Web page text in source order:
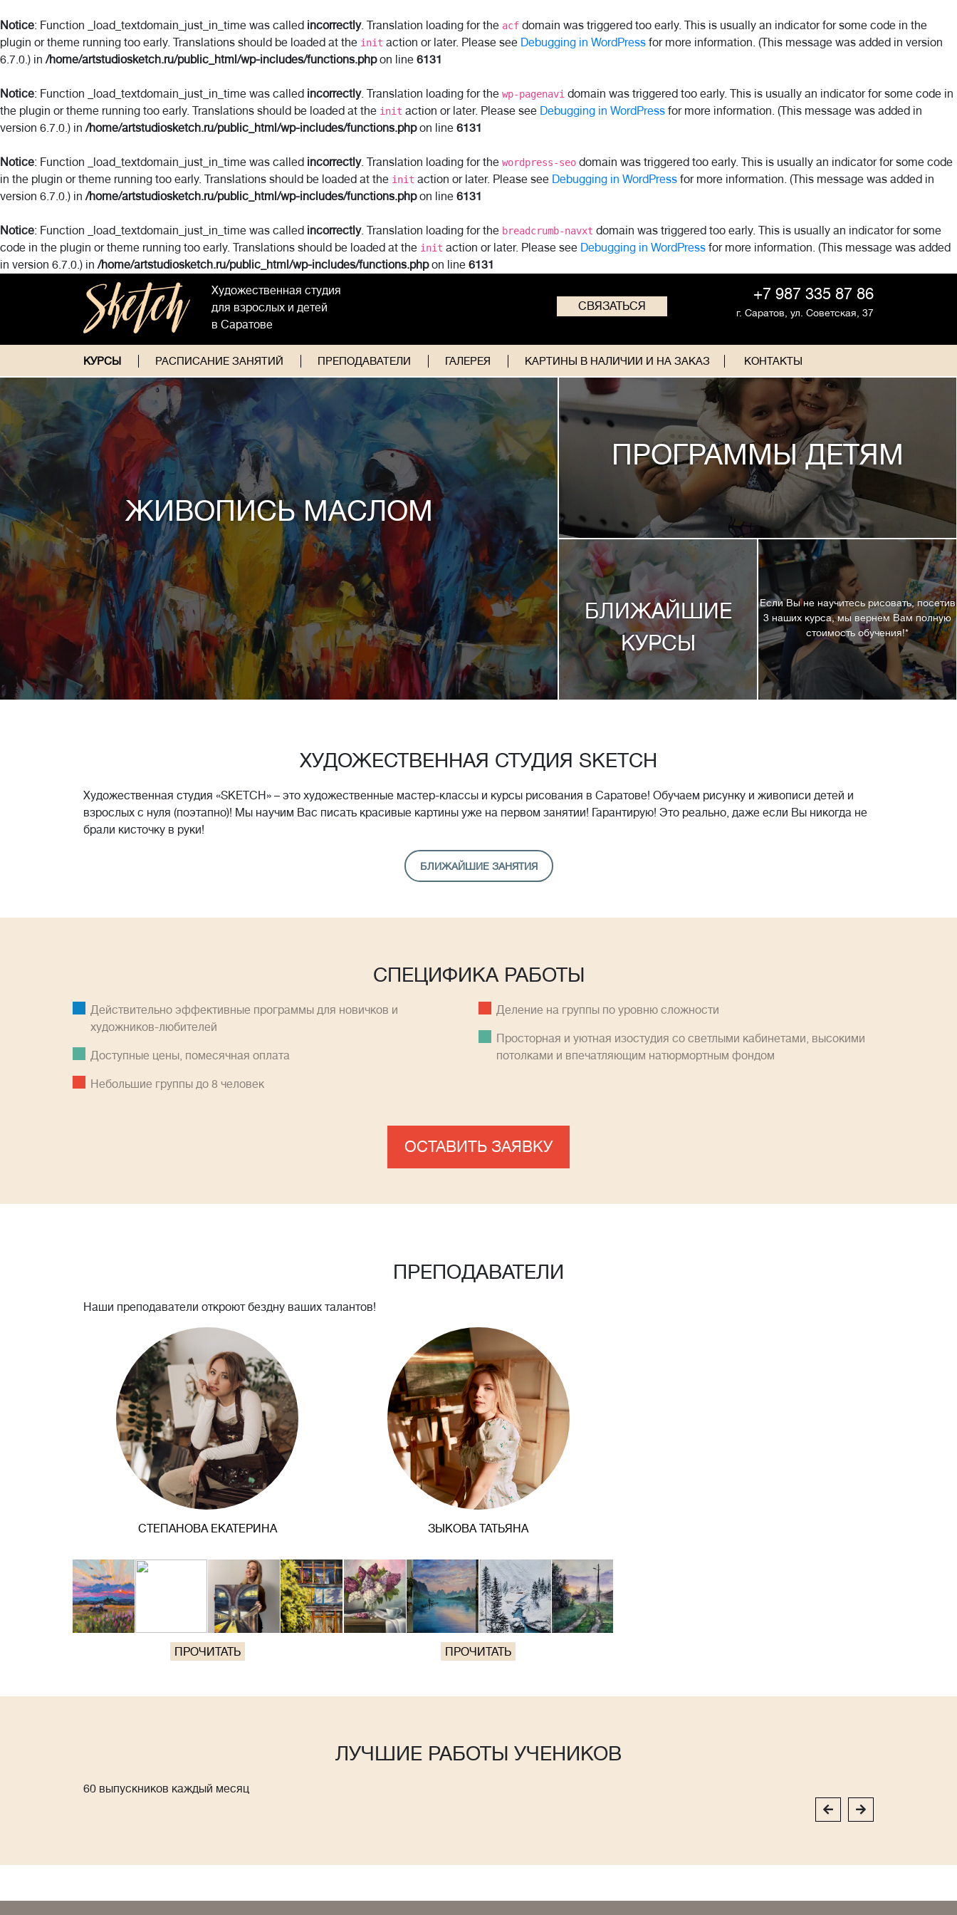
Notice: Function _load_textdomain_just_in_time was called incorrectly. Translation loading for the acf domain was triggered too early. This is usually an indicator for some code in the
plugin or theme running too early. Translations should be loaded at the init action or later. Please see Debugging in WordPress for more information. (This message was added in version
6.7.0.) in/home/artstudiosketch.ru/public_html/wp-includes/functions.phpon line 6131
Notice: Function _load_textdomain_just_in_time was called incorrectly. Translation loading for the wp-pagenavi domain was triggered too early. This is usually an indicator for some code in
the plugin or theme running too early. Translations should be loaded at the init action or later. Please see Debugging in WordPress for more information. (This message was added in
version 6.7.0.) in/home/artstudiosketch.ru/public_html/wp-includes/functions.phpon line 6131
Notice: Function _load_textdomain_just_in_time was called incorrectly. Translation loading for the wordpress-seo domain was triggered too early. This is usually an indicator for some code
in the plugin or theme running too early. Translations should be loaded at the init action or later. Please see Debugging in WordPress for more information. (This message was added in
version 6.7.0.) in/home/artstudiosketch.ru/public_html/wp-includes/functions.phpon line 6131
Notice: Function _load_textdomain_just_in_time was called incorrectly. Translation loading for the breadcrumb-navxt domain was triggered too early. This is usually an indicator for some
code in the plugin or theme running too early. Translations should be loaded at the init action or later. Please see Debugging in WordPress for more information. (This message was added
in version 6.7.0.) in/home/artstudiosketch.ru/public_html/wp-includes/functions.phpon line 6131
Художественная студия
для взрослых и детей
в Саратове
СВЯЗАТЬСЯ
+7 987 335 87 86
г. Саратов, ул. Советская, 37
КУРСЫ РАСПИСАНИЕ ЗАНЯТИЙ ПРЕПОДАВАТЕЛИ ГАЛЕРЕЯ КАРТИНЫ В НАЛИЧИИ И НА ЗАКАЗ КОНТАКТЫ
ЖИВОПИСЬ МАСЛОМ
ПРОГРАММЫ ДЕТЯМ
БЛИЖАЙШИЕ
КУРСЫ
Если Вы не научитесь рисовать, посетив
3 наших курса, мы вернем Вам полную
стоимость обучения!*
ХУДОЖЕСТВЕННАЯ СТУДИЯ SKETCH
Художественная студия «SKETCH» – это художественные мастер-классы и курсы рисования в Саратове! Обучаем рисунку и живописи детей и
взрослых с нуля (поэтапно)! Мы научим Вас писать красивые картины уже на первом занятии! Гарантирую! Это реально, даже если Вы никогда не
брали кисточку в руки!
БЛИЖАЙШИЕ ЗАНЯТИЯ
СПЕЦИФИКА РАБОТЫ
Действительно эффективные программы для новичков и
художников-любителей
Доступные цены, помесячная оплатa
Небольшие группы до 8 человек
Деление на группы по уровню сложности
Просторная и уютная изостудия со светлыми кабинетами, высокими
потолками и впечатляющим натюрмортным фондом
ОСТАВИТЬ ЗАЯВКУ
ПРЕПОДАВАТЕЛИ
Наши преподаватели откроют бездну ваших талантов!
СТЕПАНОВА ЕКАТЕРИНА
ПРОЧИТАТЬ
ЗЫКОВА ТАТЬЯНА
ПРОЧИТАТЬ
ЛУЧШИЕ РАБОТЫ УЧЕНИКОВ
60 выпускников каждый месяц